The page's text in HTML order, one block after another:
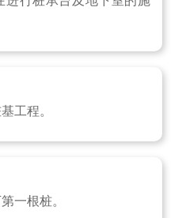
工程。
一根桩。